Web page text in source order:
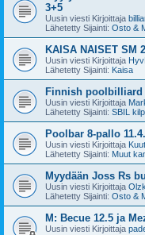
3+5
Uusin viesti Kirjoittaja
Lähetetty Sijainti: Osto &
KAISA NAISET SM
Uusin viesti Kirjoittaja
Lähetetty Sijainti: Kaisa
Finnish poolbilliard
Uusin viesti Kirjoittaja
Lähetetty Sijainti: SBIL
Poolbar 8-pallo
Uusin viesti Kirjoittaja
Lähetetty Sijainti: Muut
Myydään Joss Rs
Uusin viesti Kirjoittaja
Lähetetty Sijainti: Osto &
M: Becue 12.5 ja
Uusin viesti Kirjoittaja